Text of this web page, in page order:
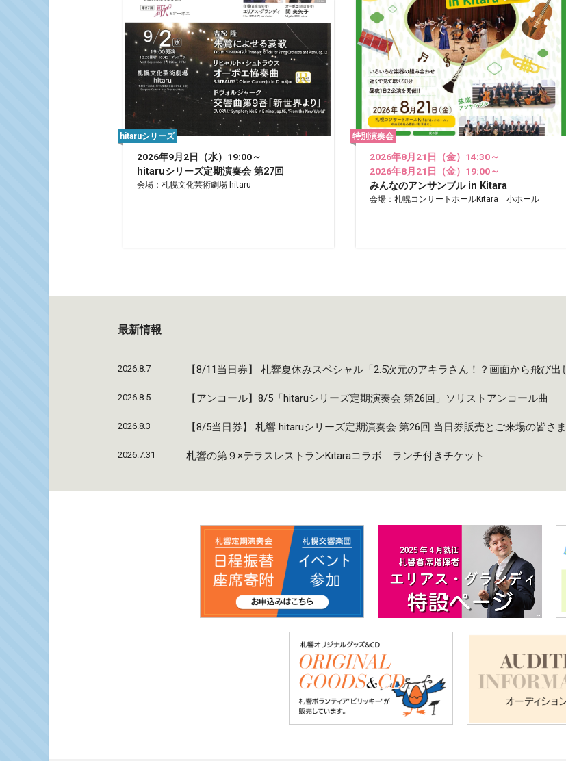
2026年9月2日（水）19:00～
hitaruシリーズ定期演奏会 第27回
会場：札幌文化芸術劇場 hitaru
hitaruシリーズ
2026年8月21日（金）14:30～
2026年8月21日（金）19:00～
みんなのアンサンブル in Kitara
会場：札幌コンサートホールKitara 小ホール
特別演奏会
最新情報
2026.8.7 【8/11当日券】 札響夏休みスペシャル「2.5次元のアキラさん！？画面から飛び
2026.8.5 【アンコール】8/5「hitaruシリーズ定期演奏会 第26回」ソリストアンコール曲
2026.8.3 【8/5当日券】 札響 hitaruシリーズ定期演奏会 第26回 当日券販売とご来場の皆さ
2026.7.31 札響の第９×テラスレストランKitaraコラボ ランチ付きチケット